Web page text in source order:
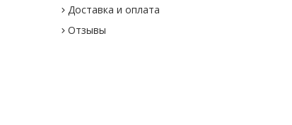
Доставка и оплата
Отзывы